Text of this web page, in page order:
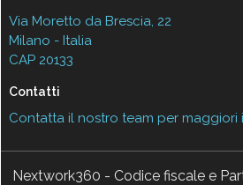
Via Moretto da Brescia, 22
Milano - Italia
CAP 20133
Contatti
Contatta il nostro team per maggiori
Nextwork360 - Codice fiscale e